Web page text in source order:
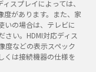
スプレイによっては、
度があります。また、家
いの場合は、テレビに
い。HDMI対応ディス
度などの表示スペック
くは接続機器の仕様を